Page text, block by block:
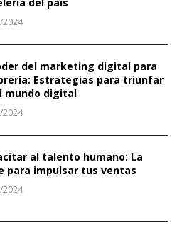
2024
del marketing digital para
Estrategias para triunfar
mundo digital
2024
al talento humano: La
para impulsar tus ventas
2024